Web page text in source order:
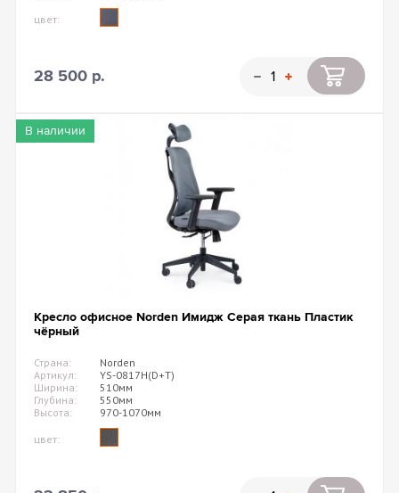
цвет:
28 500 р.
В наличии
Кресло офисное Norden Имидж Серая ткань Пластик
чёрный
Страна:
Norden
Артикул:
YS-0817H(D+T)
Ширина:
510мм
Глубина:
550мм
Высота:
970-1070мм
цвет: